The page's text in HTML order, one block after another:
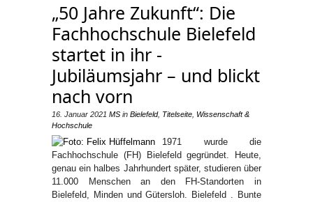
„50 Jahre Zukunft“: Die
Fachhochschule Bielefeld
startet in ihr ­
Jubiläumsjahr – und blickt
nach vorn
16. Januar 2021 MS in Bielefeld, Titelseite Wissenschaft &
Hochschule
1971 wurde die
Fachhochschule (FH) Bielefeld gegründet. Heute,
genau ein halbes Jahrhundert später, studieren über
11.000 Menschen an den FH-Standorten in
Bielefeld, Minden und Gütersloh. Bielefeld . Bunte